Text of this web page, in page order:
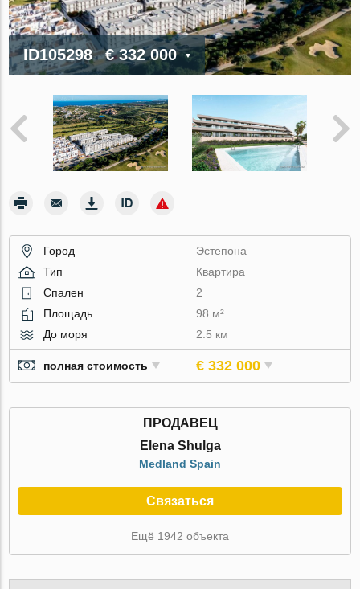
ID105298 € 332 000
Город
Эстепона
Тип
Квартира
Спален
2
Площадь
98 м²
До моря
2.5 км
полная стоимость € 332 000
ПРОДАВЕЦ
Elena Shulga
Medland Spain
Связаться
Ещё 1942 объекта